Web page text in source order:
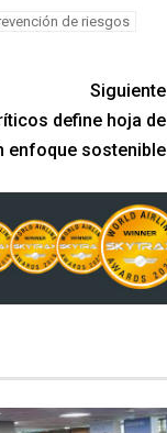
de riesgos
Siguiente
define hoja de
enfoque sostenible